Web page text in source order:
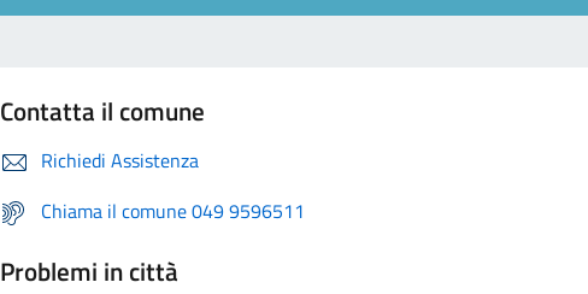
Contatta il comune
Richiedi Assistenza
Chiama il comune 049 9596511
Problemi in città